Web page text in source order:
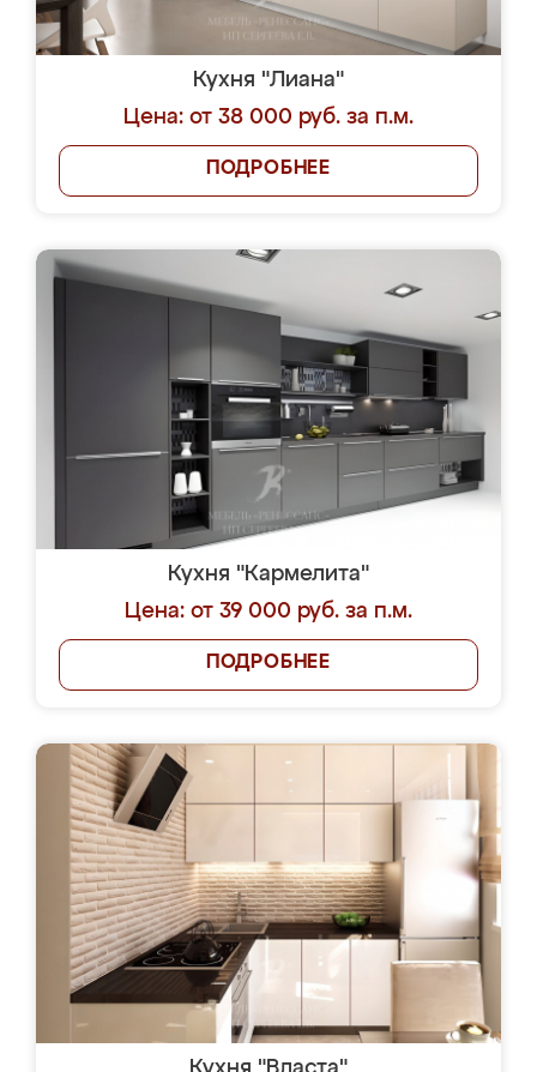
Кухня "Лиана"
Цена: от 38 000 руб. за п.м.
ПОДРОБНЕЕ
Кухня "Кармелита"
Цена: от 39 000 руб. за п.м.
ПОДРОБНЕЕ